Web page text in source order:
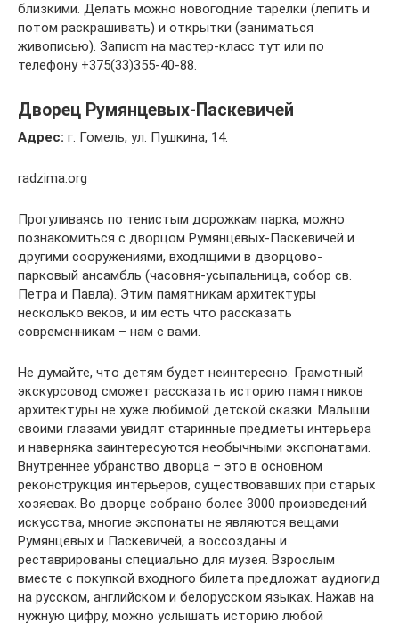
близкими. Делать можно новогодние тарелки (лепить и
потом раскрашивать) и открытки (заниматься
живописью). Записm на мастер-класс тут или по
телефону +375(33)355-40-88.
Дворец Румянцевых-Паскевичей
Адрес: г. Гомель, ул. Пушкина, 14.
radzima.org
Прогуливаясь по тенистым дорожкам парка, можно
познакомиться с дворцом Румянцевых-Паскевичей и
другими сооружениями, входящими в дворцово-
парковый ансамбль (часовня-усыпальница, собор св.
Петра и Павла). Этим памятникам архитектуры
несколько веков, и им есть что рассказать
современникам – нам с вами.
Не думайте, что детям будет неинтересно. Грамотный
экскурсовод сможет рассказать историю памятников
архитектуры не хуже любимой детской сказки. Малыши
своими глазами увидят старинные предметы интерьера
и наверняка заинтересуются необычными экспонатами.
Внутреннее убранство дворца – это в основном
реконструкция интерьеров, существовавших при старых
хозяевах. Во дворце собрано более 3000 произведений
искусства, многие экспонаты не являются вещами
Румянцевых и Паскевичей, а воссозданы и
реставрированы специально для музея. Взрослым
вместе с покупкой входного билета предложат аудиогид
на русском, английском и белорусском языках. Нажав на
нужную цифру, можно услышать историю любой